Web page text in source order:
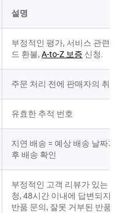
설명
부정적인 평가, 서비스 관련
드 환불, A-to-Z 보증 신청.
주문 처리 전에 판매자의 취
유효한 추적 번호
지연 배송 = 예상 배송 날짜
후 배송 확인
부정적인 고객 리뷰가 있는
청, 48시간 이내에 답변되지
반품 문의, 잘못 거부된 반품